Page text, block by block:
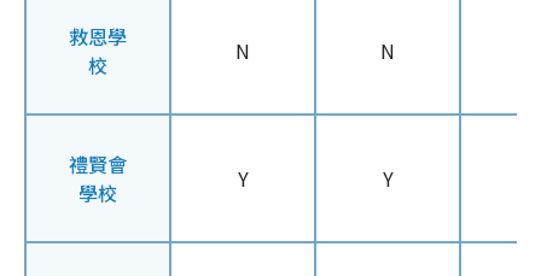
救恩學
校
N N
禮賢會
學校
Y Y